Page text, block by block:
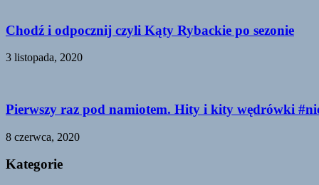
Chodź i odpocznij czyli Kąty Rybackie po sezonie
3 listopada, 2020
Pierwszy raz pod namiotem. Hity i kity wędrówki
8 czerwca, 2020
Kategorie